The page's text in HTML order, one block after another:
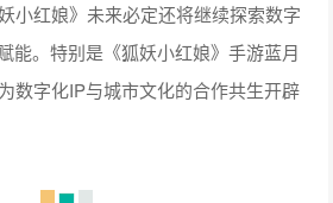
数字化IP与城市文化的合作共生开辟